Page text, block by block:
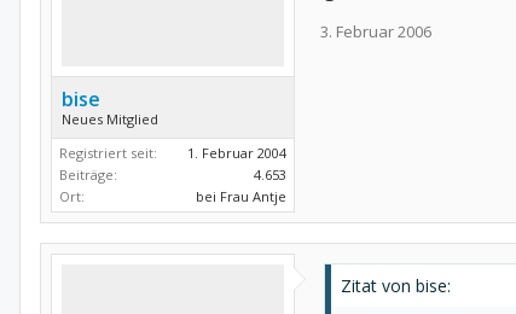
bise
Neues Mitglied
Registriert seit:
1. Februar 2004
Beiträge:
4.653
Ort:
bei Frau Antje
3. Februar 2006
Zitat von bise: